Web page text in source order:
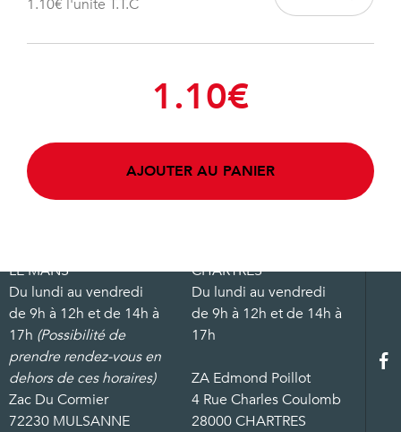
1.10€ l'unité T.T.C
1.10€
AJOUTER AU PANIER
LE MANS
Du lundi au vendredi
de 9h à 12h et de 14h à
17h (Possibilité de
prendre rendez-vous en
dehors de ces horaires)
Zac Du Cormier
72230 MULSANNE
CHARTRES
Du lundi au vendredi
de 9h à 12h et de 14h à
17h
ZA Edmond Poillot
4 Rue Charles Coulomb
28000 CHARTRES